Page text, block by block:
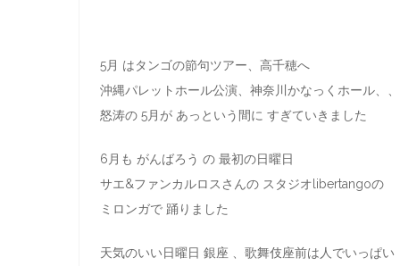
5月 はタンゴの節句ツアー、高千穂へ
沖縄パレットホール公演、神奈川かなっくホール、、
怒涛の 5月が あっという間に すぎていきました
6月も がんばろう の 最初の日曜日
サエ&ファンカルロスさんの スタジオlibertangoの
ミロンガで 踊りました
天気のいい日曜日 銀座 、歌舞伎座前は人でいっぱい